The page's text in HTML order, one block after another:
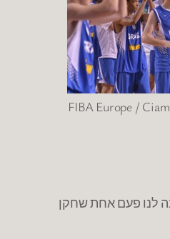
FIBA Europe /
לנו פעם אחת שחקן